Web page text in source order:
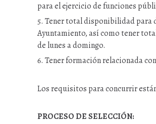
para el ejercicio de funciones
Tener total disponibilidad para
Ayuntamiento, así como tener
de lunes a domingo.
Tener formación relacionada
Los requisitos para concurrir
PROCESO DE SELECCIÓN: